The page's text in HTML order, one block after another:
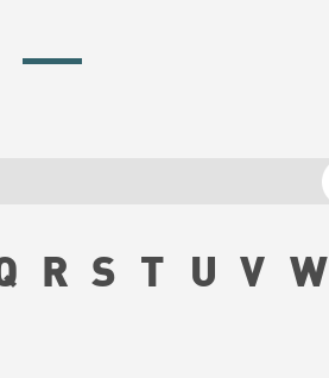
R S T U V W